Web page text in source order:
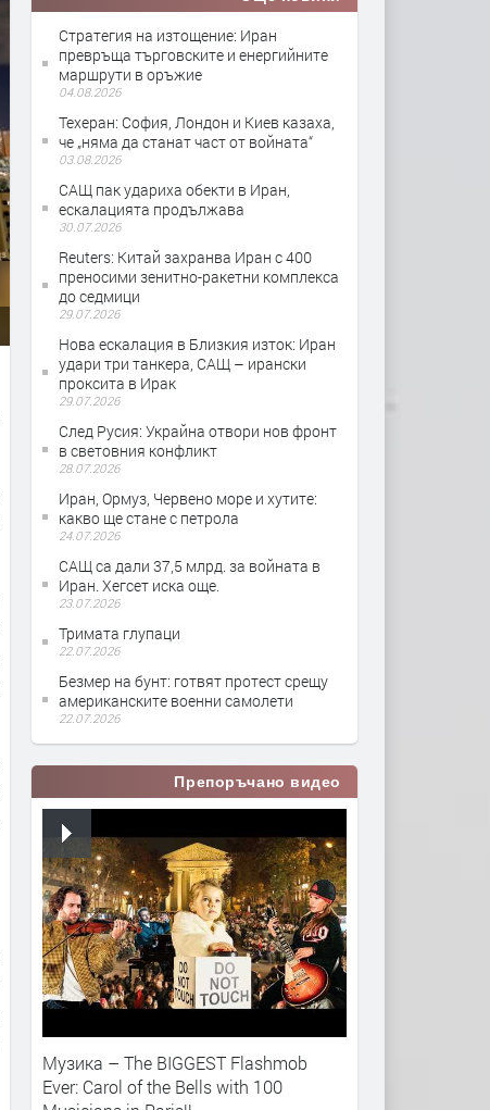
Стратегия на изтощение: Иран
превръща търговските и енергийните
маршрути в оръжие
04.08.2026
Teхеран: София, Лондон и Киев казаха,
че „няма да станат част от войната“
03.08.2026
САЩ пак удариха обекти в Иран,
ескалацията продължава
30.07.2026
Reuters: Китай захранва Иран с 400
преносими зенитно-ракетни комплекса
до седмици
29.07.2026
Нова ескалация в Близкия изток: Иран
удари три танкера, САЩ – ирански
проксита в Ирак
29.07.2026
След Русия: Украйна отвори нов фронт
в световния конфликт
28.07.2026
Иран, Ормуз, Червено море и хутите:
какво ще стане с петрола
24.07.2026
САЩ са дали 37,5 млрд. за войната в
Иран. Хегсет иска още.
23.07.2026
Тримата глупаци
22.07.2026
Безмер на бунт: готвят протест срещу
американските военни самолети
22.07.2026
Препоръчано видео
Музика – The BIGGEST Flashmob
Ever: Carol of the Bells with 100